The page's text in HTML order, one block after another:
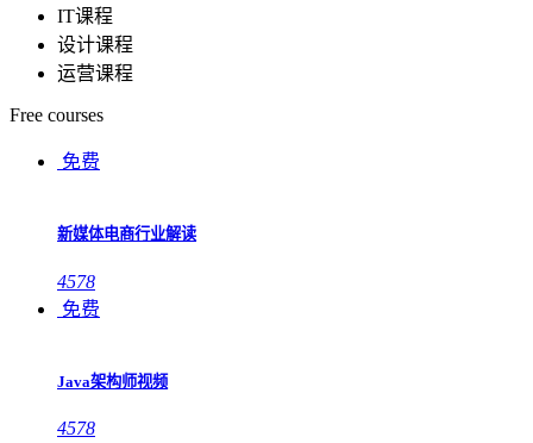
IT课程
设计课程
运营课程
Free courses
免费
新媒体电商行业解读
4578
免费
Java架构师视频
4578